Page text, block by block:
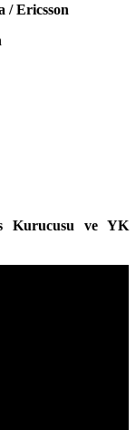
/ Ericsson
Kurucusu ve YK